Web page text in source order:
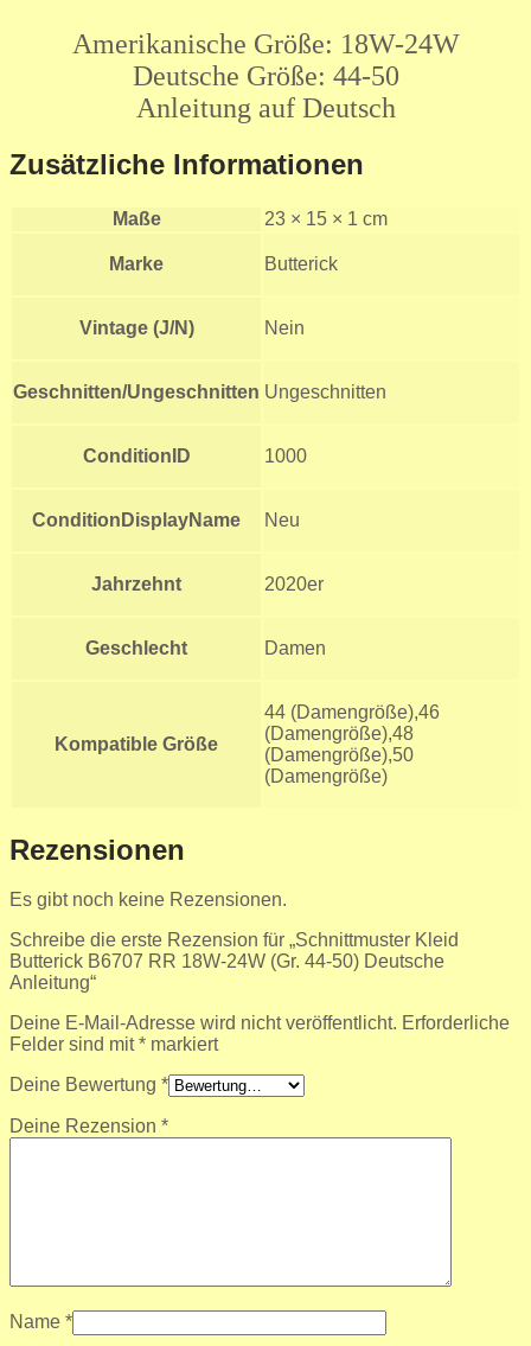
Amerikanische Größe: 18W-24W
Deutsche Größe: 44-50
Anleitung auf Deutsch
Zusätzliche Informationen
Maße 23 × 15 × 1 cm
Marke Butterick
Vintage (J/N) Nein
Geschnitten/Ungeschnitten Ungeschnitten
ConditionID 1000
ConditionDisplayName Neu
Jahrzehnt 2020er
Geschlecht Damen
Kompatible Größe
44 (Damengröße),46
(Damengröße),48
(Damengröße),50
(Damengröße)
Rezensionen
Es gibt noch keine Rezensionen.
Schreibe die erste Rezension für „Schnittmuster Kleid
Butterick B6707 RR 18W-24W (Gr. 44-50) Deutsche
Anleitung“
Deine E-Mail-Adresse wird nicht veröffentlicht. Erforderliche
Felder sind mit* markiert
Deine Bewertung *
Deine Rezension *
Name *